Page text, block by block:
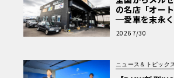
の名店「オー
─愛車を末永
術と、プロが
を選ぶ理由〈PR
2026 7/30
ニュース＆トピック